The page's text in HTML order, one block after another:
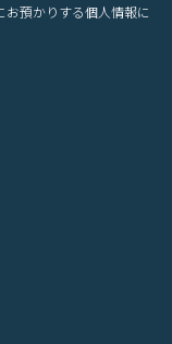
お預かりする個人情報に